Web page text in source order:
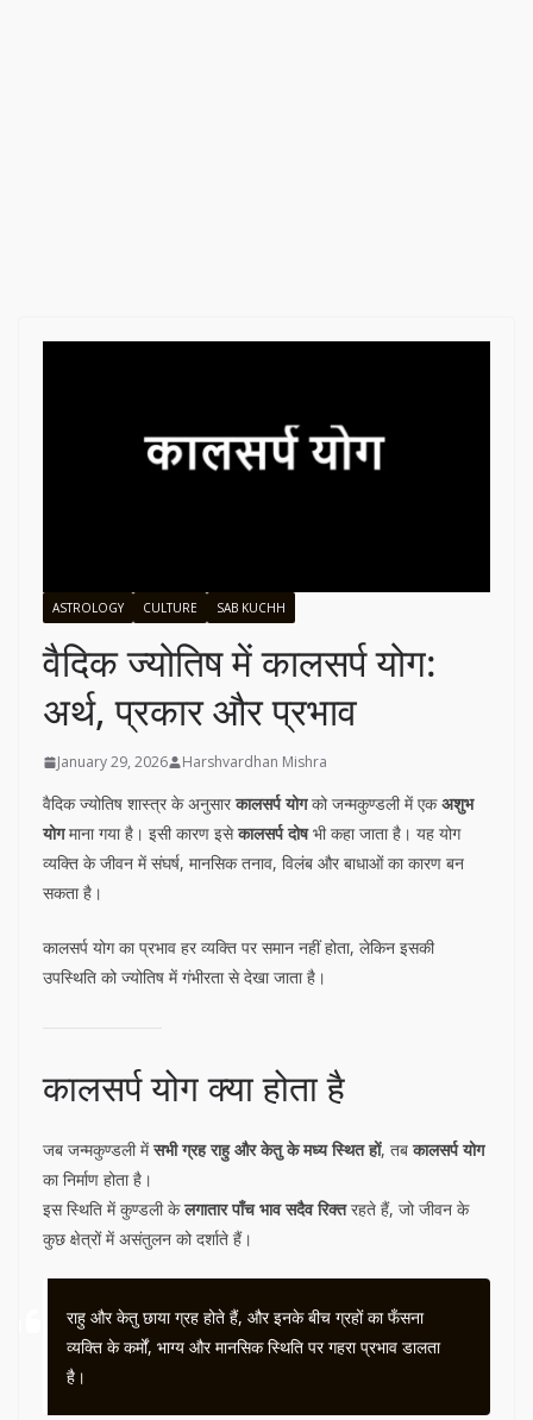
ASTROLOGY CULTURE SAB KUCHH
वैदिक ज्योतिष में कालसर्प योग:
अर्थ, प्रकार और प्रभाव
January 29, 2026 Harshvardhan Mishra
वैदिक ज्योतिष शास्त्र के अनुसारकालसर्प योगको जन्मकुण्डली में एकअशुभ
योगमाना गया है। इसी कारण इसेकालसर्प दोषभी कहा जाता है। यह योग
व्यक्ति के जीवन में संघर्ष, मानसिक तनाव, विलंब और बाधाओं का कारण बन
सकता है।
कालसर्प योग का प्रभाव हर व्यक्ति पर समान नहीं होता, लेकिन इसकी
उपस्थिति को ज्योतिष में गंभीरता से देखा जाता है।
कालसर्प योग क्या होता है
जब जन्मकुण्डली मेंसभी ग्रह राहु और केतु के मध्य स्थित हों, तबकालसर्प योग
का निर्माण होता है।
इस स्थिति में कुण्डली केलगातार पाँच भाव सदैव रिक्तरहते हैं, जो जीवन के
कुछ क्षेत्रों में असंतुलन को दर्शाते हैं।
राहु और केतु छाया ग्रह होते हैं, और इनके बीच ग्रहों का फँसना
व्यक्ति के कर्मों, भाग्य और मानसिक स्थिति पर गहरा प्रभाव डालता
है।